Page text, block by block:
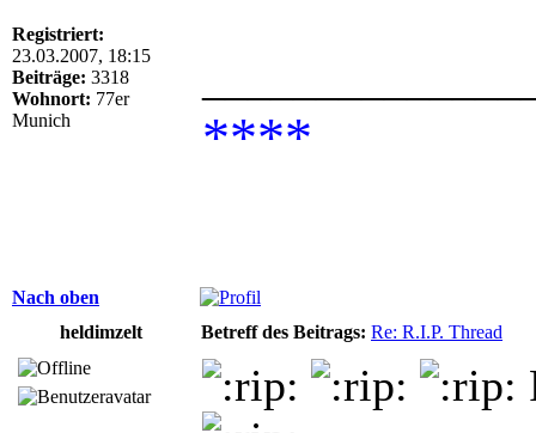
Registriert:
23.03.2007, 18:15
Beiträge: 3318
Wohnort: 77er
Munich
****
Nach oben
heldimzelt
Betreff des Beitrags: Re: R.I.P. Thread